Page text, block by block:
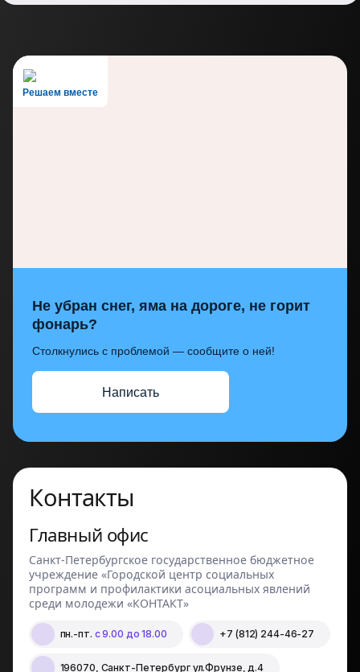
Решаем вместе
Не убран снег, яма на дороге, не горит
фонарь?
Столкнулись с проблемой — сообщите о ней!
Написать
Контакты
Главный офис
Санкт-Петербургское государственное бюджетное
учреждение «Городской центр социальных
программ и профилактики асоциальных явлений
среди молодежи «КОНТАКТ»
пн.-пт. с 9.00 до 18.00 +7 (812) 244-46-27
196070, Санкт-Петербург ул.Фрунзе, д.4